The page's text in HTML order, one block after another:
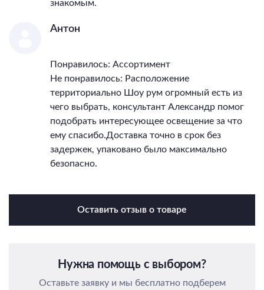
знакомым.
Антон
Понравилось: Ассортимент
Не понравилось: Расположение
территориально Шоу рум огромный есть из
чего выбрать, консультант Александр помог
подобрать интересующее освещение за что
ему спасибо.Доставка точно в срок без
задержек, упаковано было максимально
безопасно.
Оставить отзыв о товаре
Нужна помощь с выбором?
Оставьте заявку и мы бесплатно подберем